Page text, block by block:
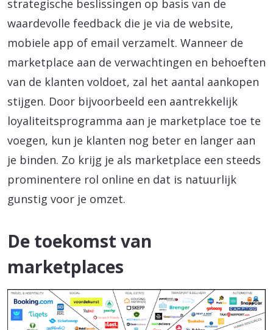
strategische beslissingen op basis van de
waardevolle feedback die je via de website,
mobiele app of email verzamelt. Wanneer de
marketplace aan de verwachtingen en behoeften
van de klanten voldoet, zal het aantal aankopen
stijgen. Door bijvoorbeeld een aantrekkelijk
loyaliteitsprogramma aan je marketplace toe te
voegen, kun je klanten nog beter en langer aan
je binden. Zo krijg je als marketplace een steeds
prominentere rol online en dat is natuurlijk
gunstig voor je omzet.
De toekomst van
marketplaces